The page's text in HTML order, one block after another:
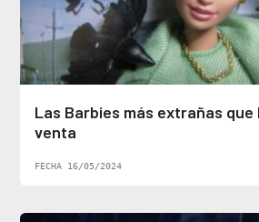
Las Barbies más extrañas que
venta
FECHA 16/05/2024